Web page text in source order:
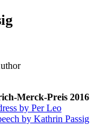
Merck-Preis 2016
by Per Leo
by Kathrin Passig